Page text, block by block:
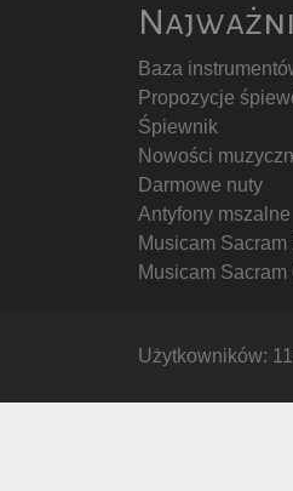
Baza
Propozycje
Śpiewnik
Nowości
Darmowe nuty
Antyfony mszalne
Musicam Sacram
Musicam Sacram
Użytkowników: